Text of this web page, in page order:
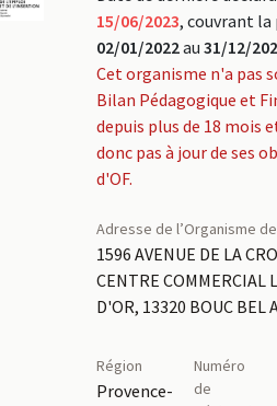
15/06/2023, couvrant la
02/01/2022au 31/12/
Cet organisme n'a pas
Bilan Pédagogique et
depuis plus de 18 mois
donc pas à jour de ses
d'OF.
Adresse de l’Organisme
1596 AVENUE DE LA
CENTRE COMMERCIAL
D'OR, 13320 BOUC BEL
Région
Provence-
Numéro
de